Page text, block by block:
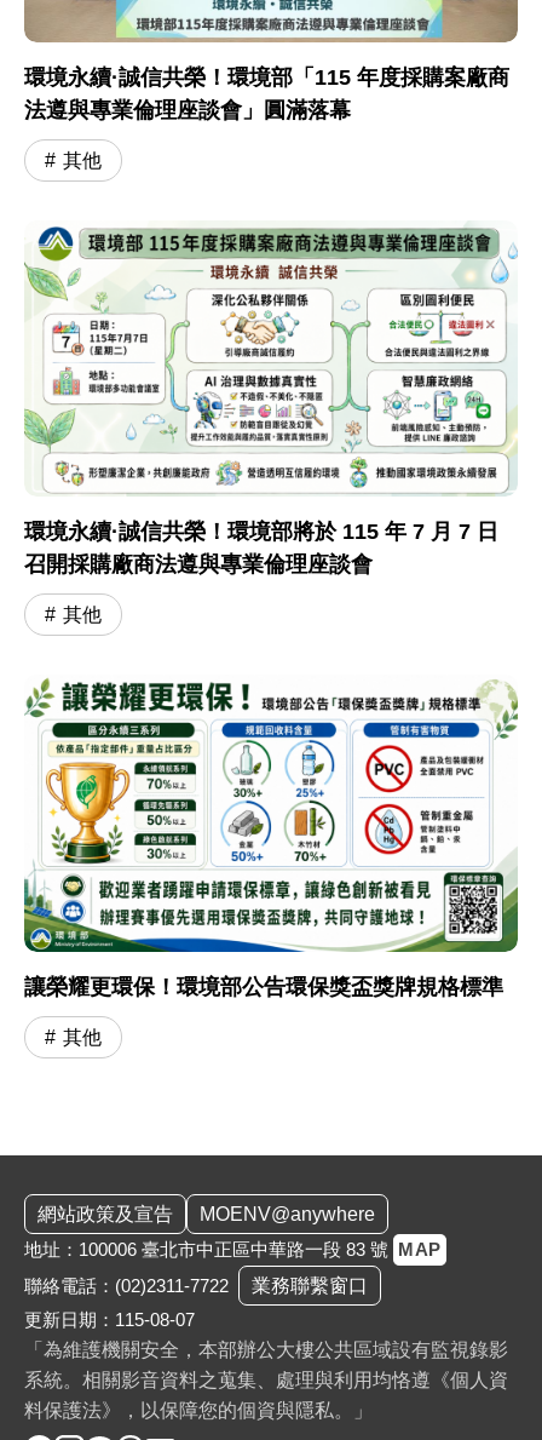
環境永續·誠信共榮！環境部「115 年度採購案廠商
法遵與專業倫理座談會」圓滿落幕
其他
環境永續·誠信共榮！環境部將於 115 年 7 月 7 日
召開採購廠商法遵與專業倫理座談會
其他
讓榮耀更環保！環境部公告環保獎盃獎牌規格標準
其他
網站政策及宣告
MOENV@anywhere
地址：100006 臺北市中正區中華路一段 83 號 MAP
聯絡電話： (02)2311-7722
業務聯繫窗口
更新日期：115-08-07
「為維護機關安全，本部辦公大樓公共區域設有監視錄影
系統。相關影音資料之蒐集、處理與利用均恪遵《個人資
料保護法》，以保障您的個資與隱私。」